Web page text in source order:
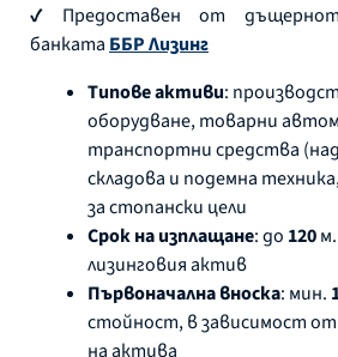
✔ Предоставен от
банката ББР Лизинг
Типове активи:
оборудване, товарни
транспортни средства
складова и подемна
за стопански цели
Срок на изплащане: до 120
лизинговия актив
Първоначална вноска: мин.
стойност, в зависимост
на актива